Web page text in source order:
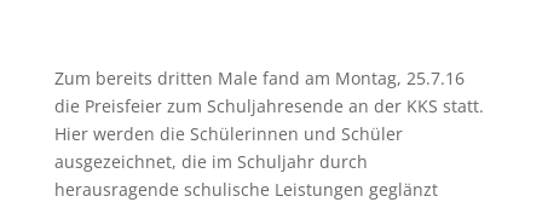
Zum bereits dritten Male fand am Montag, 25.7.16
die Preisfeier zum Schuljahresende an der KKS statt.
Hier werden die Schülerinnen und Schüler
ausgezeichnet, die im Schuljahr durch
herausragende schulische Leistungen geglänzt